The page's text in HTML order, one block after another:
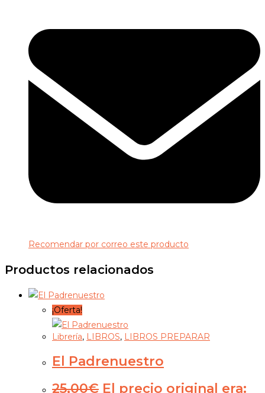
Recomendar por correo este producto
Productos relacionados
¡Oferta!
Librería, LIBROS, LIBROS PREPARAR
El Padrenuestro
25,00€ El precio original era: